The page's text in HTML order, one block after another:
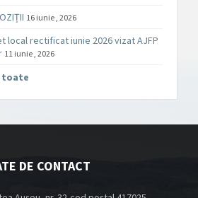
16 iunie , 2026
local rectificat iunie 2026 vizat AJFP
11 iunie , 2026
toate
DE CONTACT